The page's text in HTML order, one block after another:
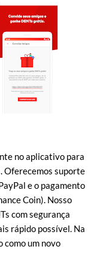
no aplicativo para
Oferecemos suporte
e o pagamento
Coin). Nosso
com segurança
rápido possível. Na
como um novo